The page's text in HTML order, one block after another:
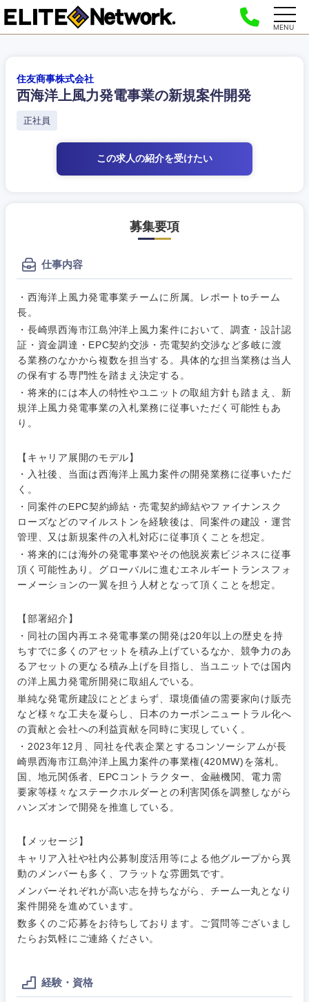
MENU
住友商事株式会社
西海洋上風力発電事業の新規案件開発
正社員
この求人の紹介を受けたい
募集要項
仕事内容
・西海洋上風力発電事業チームに所属。レポートtoチーム
長。
・長崎県西海市江島沖洋上風力案件において、調査・設計認
証・資金調達・EPC契約交渉・売電契約交渉など多岐に渡
る業務のなかから複数を担当する。具体的な担当業務は当人
の保有する専門性を踏まえ決定する。
・将来的には本人の特性やユニットの取組方針も踏まえ、新
規洋上風力発電事業の入札業務に従事いただく可能性もあ
り。
【キャリア展開のモデル】
・入社後、当面は西海洋上風力案件の開発業務に従事いただ
く。
・同案件のEPC契約締結・売電契約締結やファイナンスク
ローズなどのマイルストンを経験後は、同案件の建設・運営
管理、又は新規案件の入札対応に従事頂くことを想定。
・将来的には海外の発電事業やその他脱炭素ビジネスに従事
頂く可能性あり。グローバルに進むエネルギートランスフォ
ーメーションの一翼を担う人材となって頂くことを想定。
【部署紹介】
・同社の国内再エネ発電事業の開発は20年以上の歴史を持
ちすでに多くのアセットを積み上げているなか、競争力のあ
るアセットの更なる積み上げを目指し、当ユニットでは国内
の洋上風力発電所開発に取組んでいる。
単純な発電所建設にとどまらず、環境価値の需要家向け販売
など様々な工夫を凝らし、日本のカーボンニュートラル化へ
の貢献と会社への利益貢献を同時に実現していく。
・2023年12月、同社を代表企業とするコンソーシアムが長
崎県西海市江島沖洋上風力案件の事業権(420MW)を落札。
国、地元関係者、EPCコントラクター、金融機関、電力需
要家等様々なステークホルダーとの利害関係を調整しながら
ハンズオンで開発を推進している。
【メッセージ】
キャリア入社や社内公募制度活用等による他グループから異
動のメンバーも多く、フラットな雰囲気です。
メンバーそれぞれが高い志を持ちながら、チーム一丸となり
案件開発を進めています。
数多くのご応募をお待ちしております。ご質問等ございまし
たらお気軽にご連絡ください。
経験・資格
ご希望の職種を選択してください
画・事業
企画
経営ボー
ド
管理
SCM
人事
マーケテ
ィング
営業
クリエイ
ティブ
専門職
技術職
（IT）、
Webサー
ビス・制
画
事業企画・事業開発
事業管理
新規事業企画・立上げ
経営企画
政策渉外
その他企画業務
ご希望の職種を選択してください
経営ボード
管理
SCM
人事
マーケティング
営業
サービス
クリエイティブ
コンサルタント
専門職
技術職（モノづくり）
金融専門職
メディカル
建設・施工管理
ご希望の業界を選択してください
自動車・機械・船舶
電気・電子・半導体
素材・化学・金属
食品・化粧品・アパレル・消費財
メディカル・ヘルスケア・ライフサイエンス
金融
建設・不動産
小売・通販・外食
IT・通信
WEBサービス
コンサル・シンクタンク
ご希望の勤務地を選択してください
秋田県 岩手県
宮城県 山形県
ご希望条件を入力ください
希望年収
推奨年齢
20代 30代
40代 50代
フリーワード
こだわり条件を入力ください
急募 第二新卒
上場企業
スタートアップ企
業
外資系企業 英語を活かす
フルリモート
年間休日120日以
上
完全週休2日制 社宅・家賃補助有